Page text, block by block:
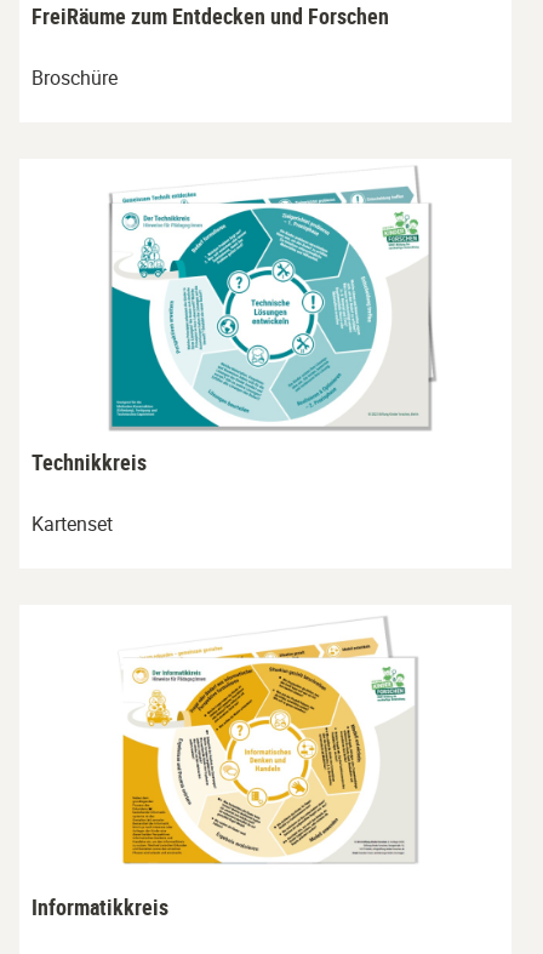
FreiRäume zum Entdecken und Forschen
Broschüre
Technikkreis
Kartenset
Informatikkreis